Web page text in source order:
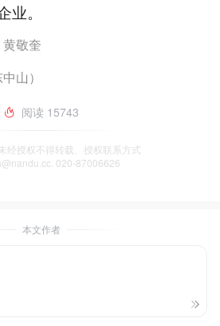
。
敬奎
山）
阅读 15743
经授权不得转载、授权联系方式
020-87006626
本文作者